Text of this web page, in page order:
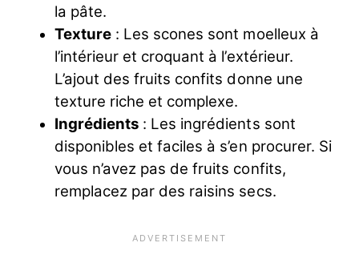
la pâte.
Texture : Les scones sont moelleux à
l’intérieur et croquant à l’extérieur.
L’ajout des fruits confits donne une
texture riche et complexe.
Ingrédients : Les ingrédients sont
disponibles et faciles à s’en procurer. Si
vous n’avez pas de fruits confits,
remplacez par des raisins secs.